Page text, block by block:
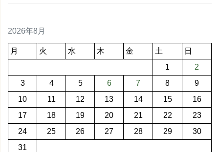
2026年8月
月 火 水 木 金 土
日
1
2
3
4 5 6 7 8
9
10
11 12 13 14 15
16
17
18 19 20 21 22
23
24
25 26 27 28 29
30
31